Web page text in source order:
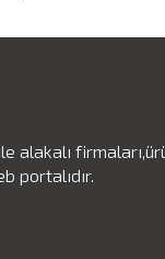
alakalı
portalıdır.